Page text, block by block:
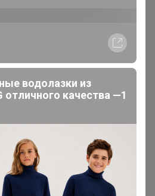
водолазки из
отличного качества —1